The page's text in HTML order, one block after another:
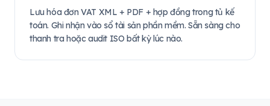
Lưu hóa đơn VAT XML + PDF + hợp đồng trong tủ kế
toán. Ghi nhận vào sổ tài sản phần mềm. Sẵn sàng cho
thanh tra hoặc audit ISO bất kỳ lúc nào.